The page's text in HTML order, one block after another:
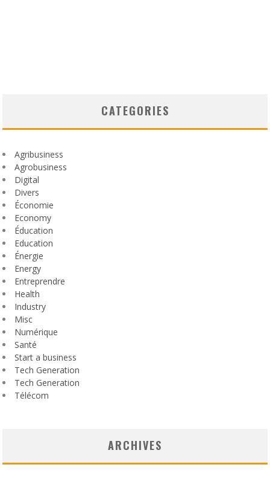
CATEGORIES
Agribusiness
Agrobusiness
Digital
Divers
Économie
Economy
Éducation
Education
Énergie
Energy
Entreprendre
Health
Industry
Misc
Numérique
Santé
Start a business
Tech Generation
Tech Generation
Télécom
ARCHIVES